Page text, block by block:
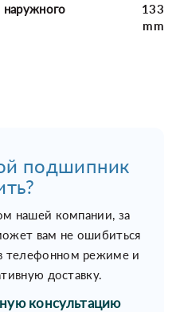
133
mm
подшипник
нашей компании, за
вам не ошибиться
телефонном режиме и
доставку.
консультацию